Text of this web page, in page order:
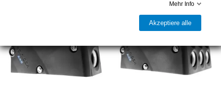
Mehr Info
Akzeptiere alle